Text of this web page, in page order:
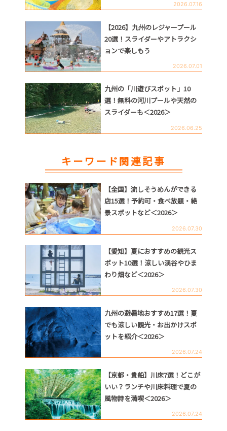
2026.07.16
【2026】九州のレジャープール
20選！スライダーやアトラクシ
ョンで楽しもう
2026.07.01
九州の「川遊びスポット」10
選！無料の河川プールや天然の
スライダーも＜2026＞
2026.06.25
キーワード関連記事
【全国】流しそうめんができる
店15選！予約可・食べ放題・絶
景スポットなど＜2026＞
2026.07.30
【愛知】夏におすすめの観光ス
ポット10選！涼しい渓谷やひま
わり畑など＜2026＞
2026.07.30
九州の避暑地おすすめ17選！夏
でも涼しい観光・お出かけスポ
ットを紹介＜2026＞
2026.07.24
【京都・貴船】川床7選！どこが
いい？ランチや川床料理で夏の
風物詩を満喫＜2026＞
2026.07.24